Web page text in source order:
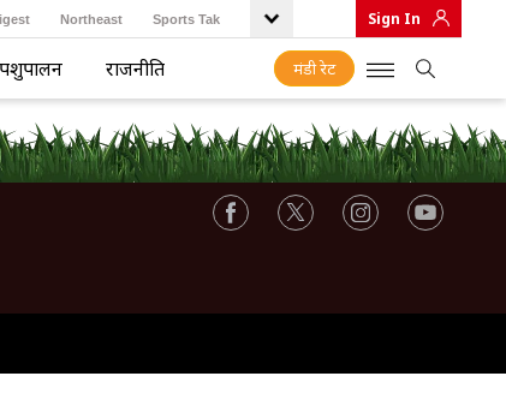
Northeast Sports Tak Sign In
पशुपालन राजनीति मंडी रेट